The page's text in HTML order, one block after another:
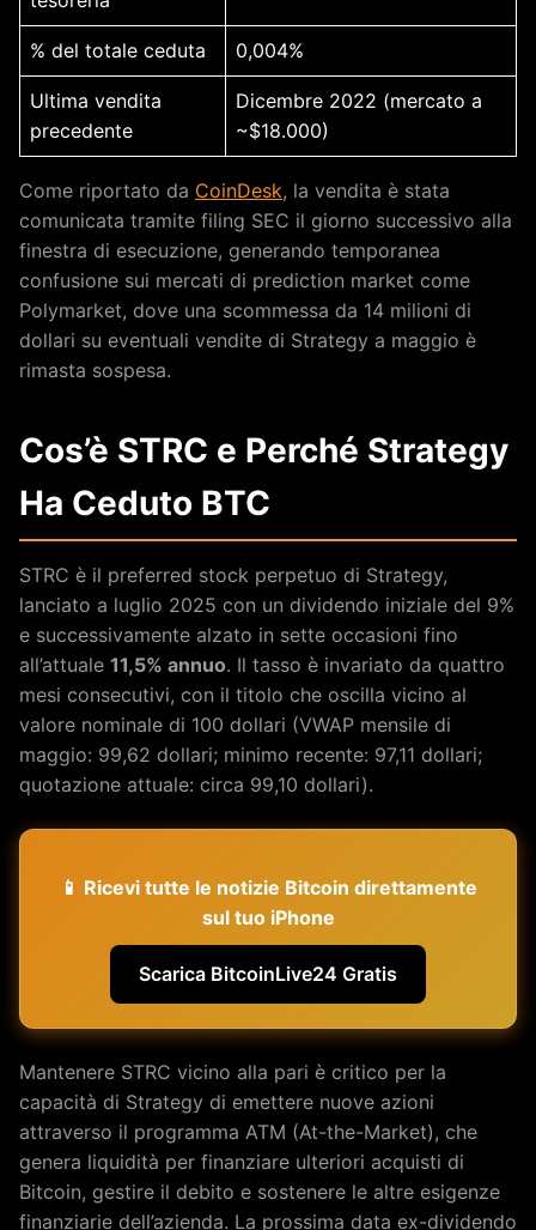
% del totale ceduta 0,004%
Ultima vendita
precedente
Dicembre 2022 (mercato a
~$18.000)
Come riportato da CoinDesk, la vendita è stata
comunicata tramite filing SEC il giorno successivo alla
finestra di esecuzione, generando temporanea
confusione sui mercati di prediction market come
Polymarket, dove una scommessa da 14 milioni di
dollari su eventuali vendite di Strategy a maggio è
rimasta sospesa.
Cos’è STRC e Perché Strategy
Ha Ceduto BTC
STRC è il preferred stock perpetuo di Strategy,
lanciato a luglio 2025 con un dividendo iniziale del 9%
e successivamente alzato in sette occasioni fino
all’attuale 11,5% annuo. Il tasso è invariato da quattro
mesi consecutivi, con il titolo che oscilla vicino al
valore nominale di 100 dollari (VWAP mensile di
maggio: 99,62 dollari; minimo recente: 97,11 dollari;
quotazione attuale: circa 99,10 dollari).
📱 Ricevi tutte le notizie Bitcoin direttamente
sul tuo iPhone
Scarica BitcoinLive24 Gratis
Mantenere STRC vicino alla pari è critico per la
capacità di Strategy di emettere nuove azioni
attraverso il programma ATM (At-the-Market), che
genera liquidità per finanziare ulteriori acquisti di
Bitcoin, gestire il debito e sostenere le altre esigenze
finanziarie dell’azienda. La prossima data ex-dividendo